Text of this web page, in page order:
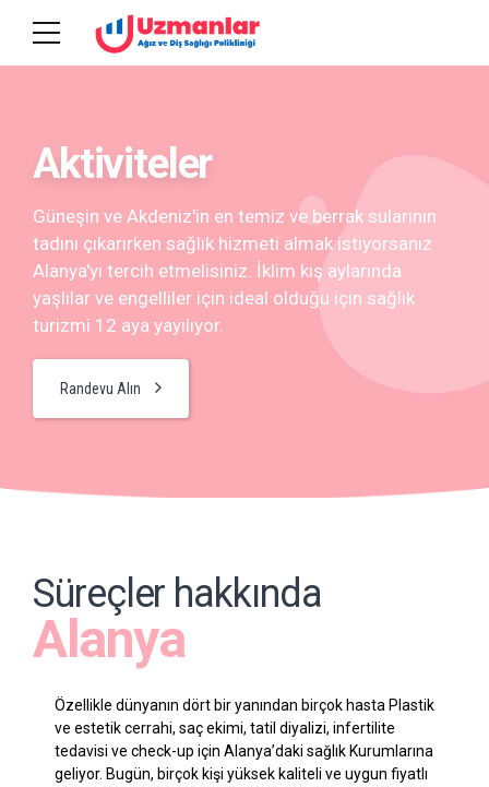
Aktiviteler
Güneşin ve Akdeniz'in en temiz ve berrak sularının
tadını çıkarırken sağlık hizmeti almak istiyorsanız
Alanya'yı tercih etmelisiniz. İklim kış aylarında
yaşlılar ve engelliler için ideal olduğu için sağlık
turizmi 12 aya yayılıyor.
Randevu Alın
Süreçler hakkında
Alanya
Özellikle dünyanın dört bir yanından birçok hasta Plastik
ve estetik cerrahi, saç ekimi, tatil diyalizi, infertilite
tedavisi ve check-up için Alanya’daki sağlık Kurumlarına
geliyor. Bugün, birçok kişi yüksek kaliteli ve uygun fiyatlı